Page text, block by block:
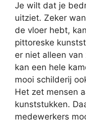
Je wilt dat je
uitziet. Zeker
de vloer hebt,
pittoreske
er niet alleen
kan een hele
mooi schilderij
Het zet mensen
kunststukken.
medewerkers